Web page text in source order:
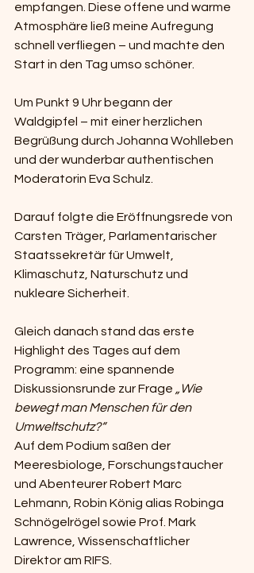
empfangen. Diese offene und warme
Atmosphäre ließ meine Aufregung
schnell verfliegen – und machte den
Start in den Tag umso schöner.
Um Punkt 9 Uhr begann der
Waldgipfel – mit einer herzlichen
Begrüßung durch Johanna Wohlleben
und der wunderbar authentischen
Moderatorin Eva Schulz.
Darauf folgte die Eröffnungsrede von
Carsten Träger, Parlamentarischer
Staatssekretär für Umwelt,
Klimaschutz, Naturschutz und
nukleare Sicherheit.
Gleich danach stand das erste
Highlight des Tages auf dem
Programm: eine spannende
Diskussionsrunde zur Frage „Wie
bewegt man Menschen für den
Umweltschutz?“
Auf dem Podium saßen der
Meeresbiologe, Forschungstaucher
und Abenteurer Robert Marc
Lehmann, Robin König alias Robinga
Schnögelrögel sowie Prof. Mark
Lawrence, Wissenschaftlicher
Direktor am RIFS.